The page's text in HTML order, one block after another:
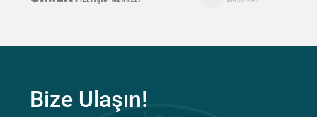
Bize Ulaşın!